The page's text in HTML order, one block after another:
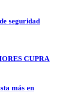
seguridad
CUPRA
más en